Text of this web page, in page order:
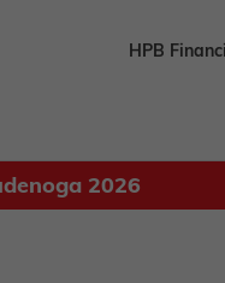
HPB
2026
u 2025. godini